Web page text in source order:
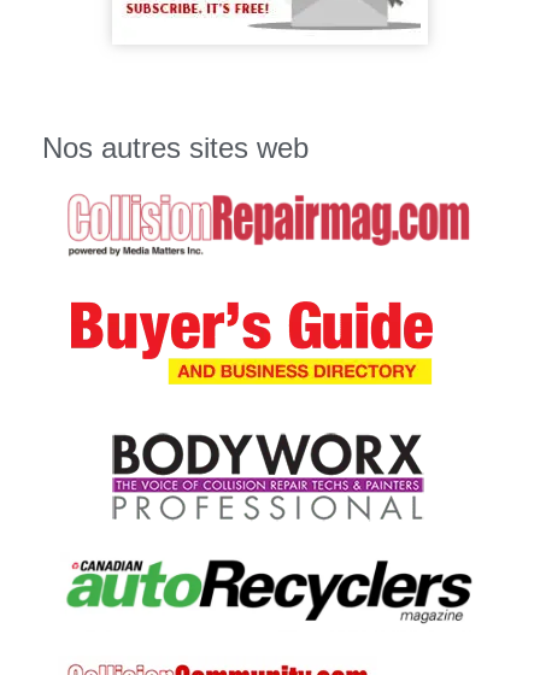
Nos autres sites web